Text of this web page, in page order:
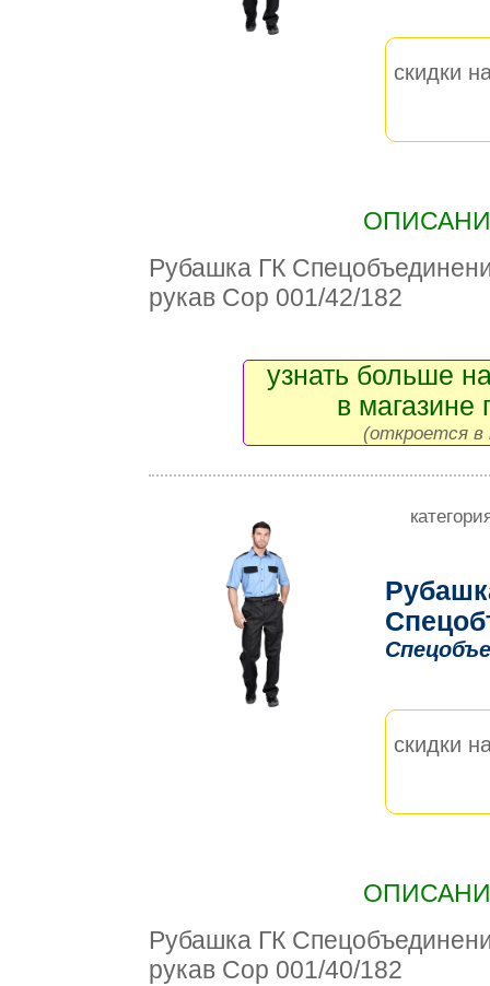
скидки
Рубашка ГК
рукав Сор 001/42/182
узнать больше
в магазине
(откроется в
скидки
Рубашка ГК
рукав Сор 001/40/182